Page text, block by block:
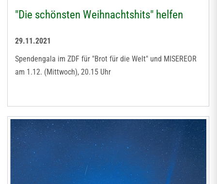
"Die schönsten Weihnachtshits" helfen
29.11.2021
Spendengala im ZDF für "Brot für die Welt" und MISEREOR
am 1.12. (Mittwoch), 20.15 Uhr